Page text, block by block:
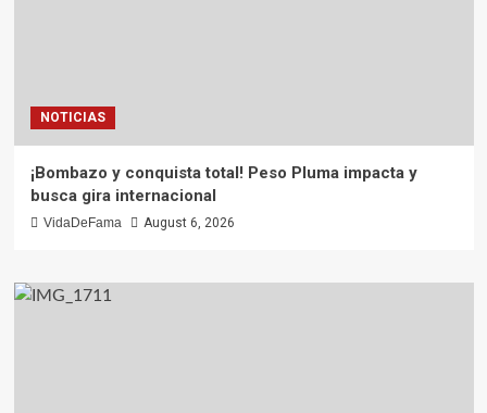
NOTICIAS
¡Bombazo y conquista total! Peso Pluma impacta y
busca gira internacional
VidaDeFama August 6, 2026